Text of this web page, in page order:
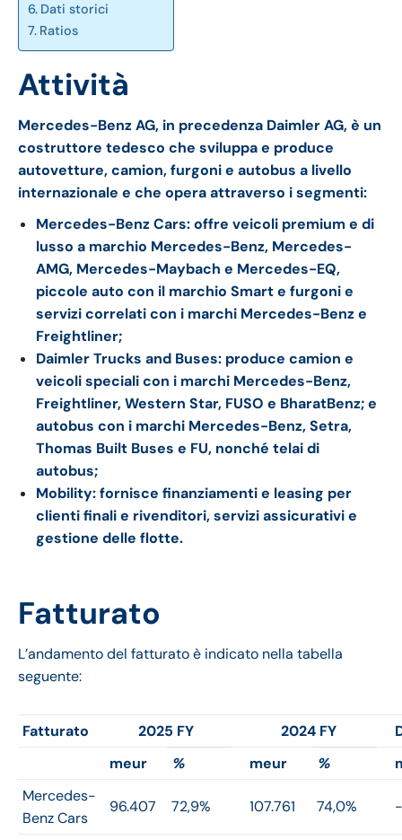
Dati storici
Ratios
Attività
Mercedes-Benz AG, in precedenza Daimler AG, è un
costruttore tedesco che sviluppa e produce
autovetture, camion, furgoni e autobus a livello
internazionale e che opera attraverso i segmenti:
Mercedes-Benz Cars: offre veicoli premium e di
lusso a marchio Mercedes-Benz, Mercedes-
AMG, Mercedes-Maybach e Mercedes-EQ,
piccole auto con il marchio Smart e furgoni e
servizi correlati con i marchi Mercedes-Benz e
Freightliner;
Daimler Trucks and Buses: produce camion e
veicoli speciali con i marchi Mercedes-Benz,
Freightliner, Western Star, FUSO e BharatBenz; e
autobus con i marchi Mercedes-Benz, Setra,
Thomas Built Buses e FU, nonché telai di
autobus;
Mobility: fornisce finanziamenti e leasing per
clienti finali e rivenditori, servizi assicurativi e
gestione delle flotte.
Fatturato
L’andamento del fatturato è indicato nella tabella
seguente:
Fatturato 2025 FY 2024 FY
meur
% meur %
Mercedes-
Benz Cars
96.407 72,9% 107.761 74,0%